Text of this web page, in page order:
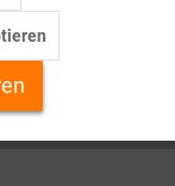
Inaktiv